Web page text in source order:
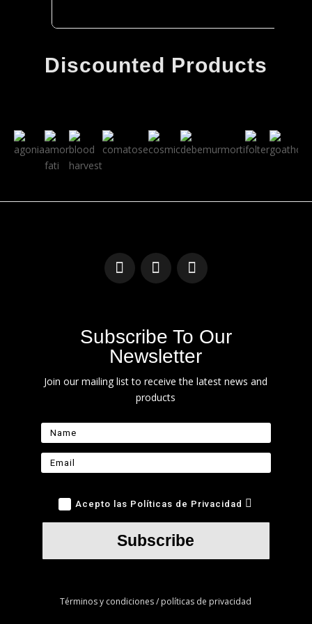
Discounted Products
Subscribe To Our
Newsletter
Join our mailing list to receive the latest news and
products
Acepto las Políticas de Privacidad
Subscribe
Términos y condiciones / políticas de privacidad